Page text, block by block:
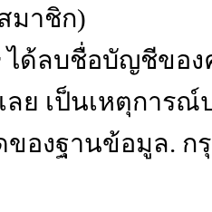
มาชิก)
ได้ลบชื่อบัญชีขอ
ลย เป็นเหตุการ
ของฐานข้อมูล.